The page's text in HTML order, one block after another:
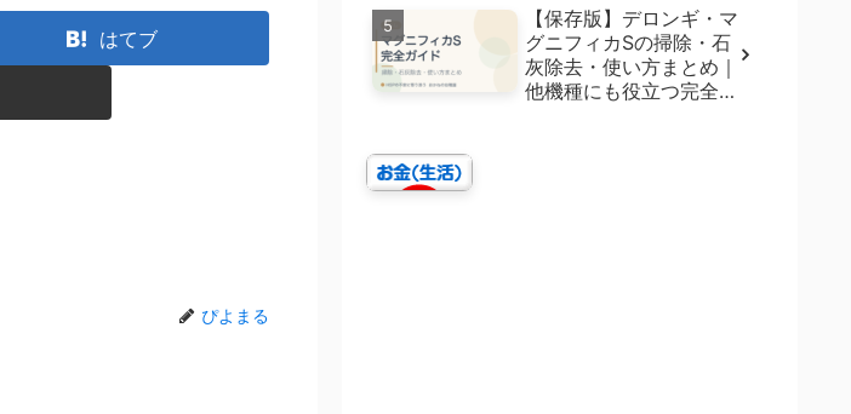
はてブ
ぴよまる
【保存版】デロンギ・マ
グニフィカSの掃除・石
灰除去・使い方まとめ｜
他機種にも役立つ完全ガ